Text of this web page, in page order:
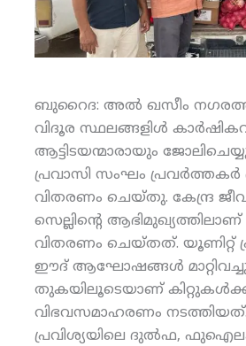
ബുറൈദ: അല്‍ ഖസീം
വിദൂര സ്ഥലങ്ങളിള്‍
ആട്ടിടയന്മാരായും
പ്രവാസി സംഘം പ്രവര്‍ത്തകര്‍
വിതരണം ചെയ്തു. കേന്ദ്ര
സെല്ലിന്റെ ആഭിമുഖ്യത്തിലാണ്
വിതരണം ചെയ്തത്. യൂണിറ്റ്
ഈദ് ആഘോഷങ്ങള്‍ മാറ്റിവച്ചു
തുകയിലൂടെയാണ്
വിഭവസമാഹരണം
പ്രവിശ്യയിലെ ദുല്‍ഫ,